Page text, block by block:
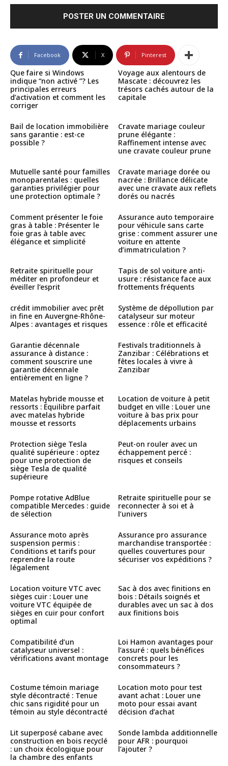
Facebook X Pinterest
Que faire si Windows
indique “non activé ”? Les
principales erreurs
d’activation et comment les
corriger
Voyage aux alentours de
Mascate : découvrez les
trésors cachés autour de la
capitale
Bail de location immobilière
sans garantie : est-ce
possible ?
Cravate mariage couleur
prune élégante :
Raffinement intense avec
une cravate couleur prune
Mutuelle santé pour familles
monoparentales : quelles
garanties privilégier pour
une protection optimale ?
Cravate mariage dorée ou
nacrée : Brillance délicate
avec une cravate aux reflets
dorés ou nacrés
Comment présenter le foie
gras à table : Présenter le
foie gras à table avec
élégance et simplicité
Assurance auto temporaire
pour véhicule sans carte
grise : comment assurer une
voiture en attente
d’immatriculation ?
Retraite spirituelle pour
méditer en profondeur et
éveiller l’esprit
Tapis de sol voiture anti-
usure : résistance face aux
frottements fréquents
crédit immobilier avec prêt
in fine en Auvergne-Rhône-
Alpes : avantages et risques
Système de dépollution par
catalyseur sur moteur
essence : rôle et efficacité
Garantie décennale
assurance à distance :
comment souscrire une
garantie décennale
entièrement en ligne ?
Festivals traditionnels à
Zanzibar : Célébrations et
fêtes locales à vivre à
Zanzibar
Matelas hybride mousse et
ressorts : Équilibre parfait
avec matelas hybride
mousse et ressorts
Location de voiture à petit
budget en ville : Louer une
voiture à bas prix pour
déplacements urbains
Protection siège Tesla
qualité supérieure : optez
pour une protection de
siège Tesla de qualité
supérieure
Peut-on rouler avec un
échappement percé :
risques et conseils
Pompe rotative AdBlue
compatible Mercedes : guide
de sélection
Retraite spirituelle pour se
reconnecter à soi et à
l’univers
Assurance moto après
suspension permis :
Conditions et tarifs pour
reprendre la route
légalement
Assurance pro assurance
marchandise transportée :
quelles couvertures pour
sécuriser vos expéditions ?
Location voiture VTC avec
sièges cuir : Louer une
voiture VTC équipée de
sièges en cuir pour confort
optimal
Sac à dos avec finitions en
bois : Détails soignés et
durables avec un sac à dos
aux finitions bois
Compatibilité d’un
catalyseur universel :
vérifications avant montage
Loi Hamon avantages pour
l’assuré : quels bénéfices
concrets pour les
consommateurs ?
Costume témoin mariage
style décontracté : Tenue
chic sans rigidité pour un
témoin au style décontracté
Location moto pour test
avant achat : Louer une
moto pour essai avant
décision d’achat
Lit superposé cabane avec
construction en bois recyclé
: un choix écologique pour
la chambre des enfants
Sonde lambda additionnelle
pour AFR : pourquoi
l’ajouter ?